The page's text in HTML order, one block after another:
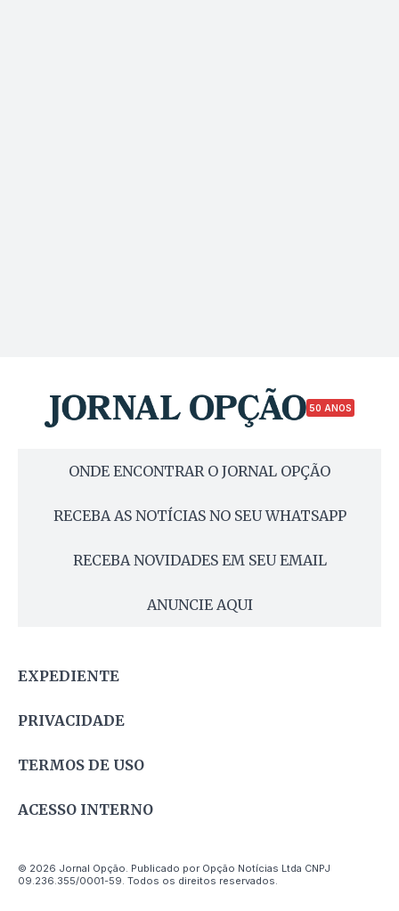
50 ANOS
ONDE ENCONTRAR O JORNAL OPÇÃO
RECEBA AS NOTÍCIAS NO SEU WHATSAPP
RECEBA NOVIDADES EM SEU EMAIL
ANUNCIE AQUI
EXPEDIENTE
PRIVACIDADE
TERMOS DE USO
ACESSO INTERNO
© 2026 Jornal Opção. Publicado por Opção Notícias Ltda CNPJ
09.236.355/0001-59. Todos os direitos reservados.